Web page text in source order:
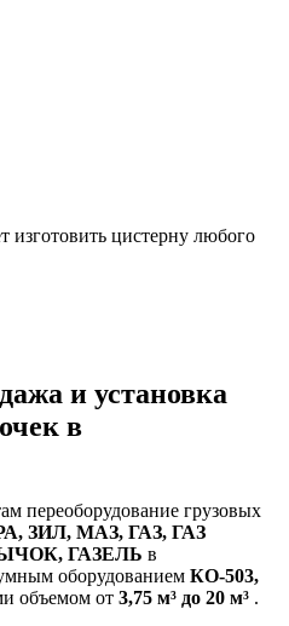
изготовить цистерну любого
и установка
в
переоборудование грузовых
ЗИЛ, МАЗ, ГАЗ, ГАЗ
ГАЗЕЛЬ в
оборудованием КО-503,
объемом от 3,75 м³ до 20 м³ .